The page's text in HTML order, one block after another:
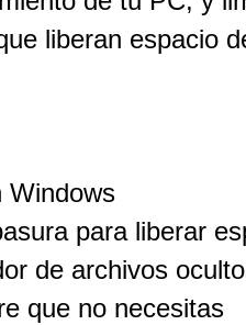
liberan espacio
Windows
para liberar
de archivos
que no necesitas